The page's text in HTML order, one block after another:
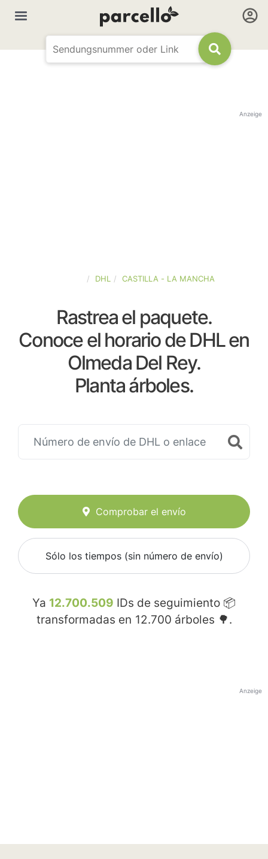
Anzeige
DHL CASTILLA - LA MANCHA
Rastrea el paquete.
Conoce el horario de DHL en
Olmeda Del Rey.
Planta árboles.
Comprobar el envío
Sólo los tiempos (sin número de envío)
Ya 12.700.509 IDs de seguimiento 📦
transformadas en 12.700 árboles 🌳.
Anzeige